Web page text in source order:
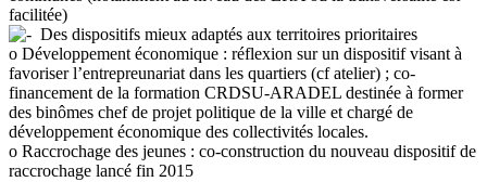
facilitée)
Des dispositifs mieux adaptés aux territoires prioritaires
o Développement économique : réflexion sur un dispositif visant à
favoriser l’entrepreunariat dans les quartiers (cf atelier) ; co-
financement de la formation CRDSU-ARADEL destinée à former
des binômes chef de projet politique de la ville et chargé de
développement économique des collectivités locales.
o Raccrochage des jeunes : co-construction du nouveau dispositif de
raccrochage lancé fin 2015